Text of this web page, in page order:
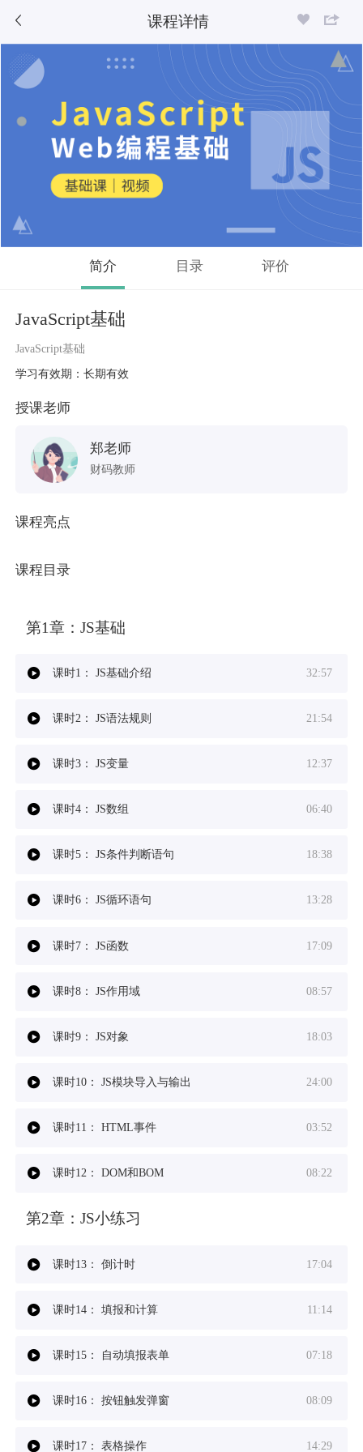
课程详情
简介 目录 评价
JavaScript基础
JavaScript基础
学习有效期：长期有效
授课老师
郑老师
财码教师
课程亮点
课程目录
第1章：JS基础
课时1： JS基础介绍 32:57
课时2： JS语法规则 21:54
课时3： JS变量 12:37
课时4： JS数组 06:40
课时5： JS条件判断语句 18:38
课时6： JS循环语句 13:28
课时7： JS函数 17:09
课时8： JS作用域 08:57
课时9： JS对象 18:03
课时10： JS模块导入与输出 24:00
课时11： HTML事件 03:52
课时12： DOM和BOM 08:22
第2章：JS小练习
课时13： 倒计时 17:04
课时14： 填报和计算 11:14
课时15： 自动填报表单 07:18
课时16： 按钮触发弹窗 08:09
课时17： 表格操作 14:29